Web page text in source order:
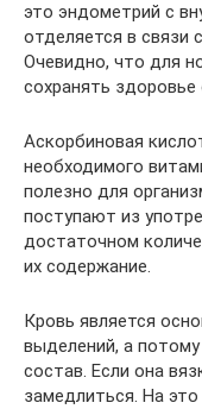
это эндометрий с
отделяется в связи
Очевидно, что для
сохранять здоровье
Аскорбиновая
необходимого
полезно для
поступают из
достаточном
их содержание.
Кровь является
выделений, а
состав. Если она
замедлиться. На